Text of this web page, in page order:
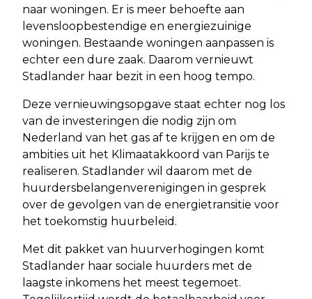
naar woningen. Er is meer behoefte aan
levensloopbestendige en energiezuinige
woningen. Bestaande woningen aanpassen is
echter een dure zaak. Daarom vernieuwt
Stadlander haar bezit in een hoog tempo.
Deze vernieuwingsopgave staat echter nog los
van de investeringen die nodig zijn om
Nederland van het gas af te krijgen en om de
ambities uit het Klimaatakkoord van Parijs te
realiseren. Stadlander wil daarom met de
huurdersbelangenverenigingen in gesprek
over de gevolgen van de energietransitie voor
het toekomstig huurbeleid.
Met dit pakket van huurverhogingen komt
Stadlander haar sociale huurders met de
laagste inkomens het meest tegemoet.